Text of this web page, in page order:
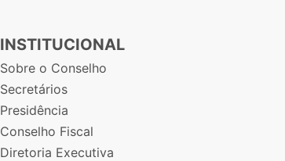
INSTITUCIONAL
Sobre o Conselho
Secretários
Presidência
Conselho Fiscal
Diretoria Executiva